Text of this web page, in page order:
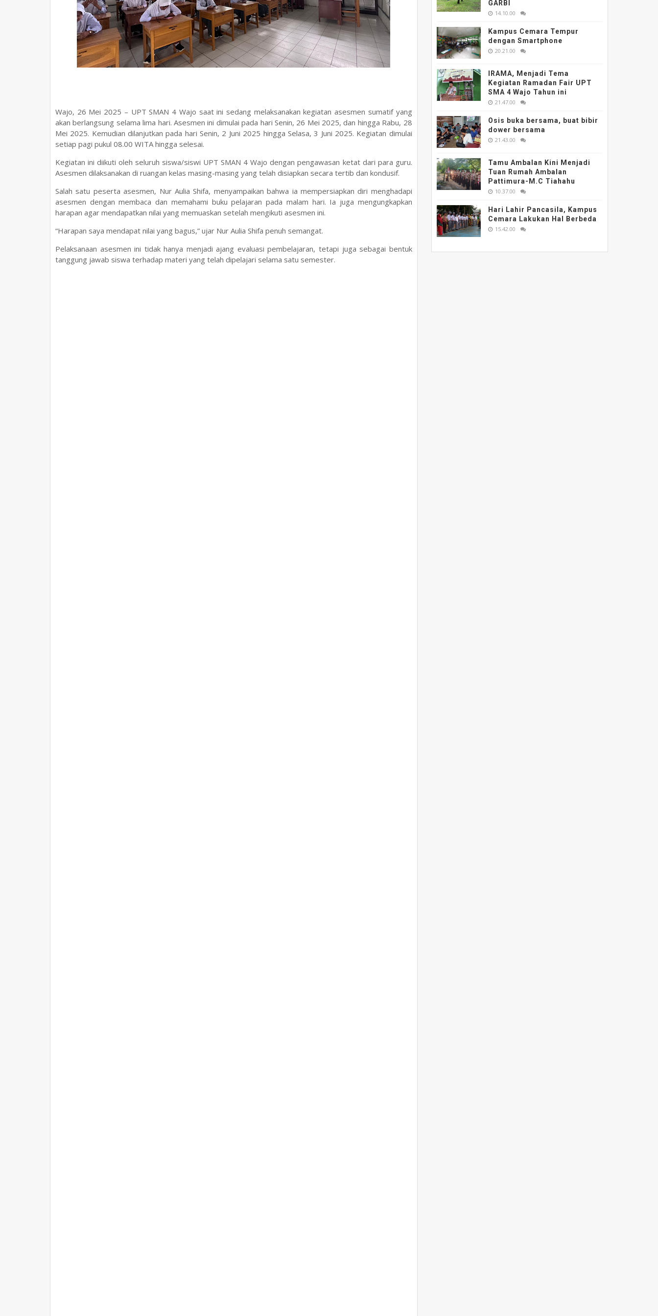
Wajo, 26 Mei 2025 – UPT SMAN 4 Wajo saat ini sedang melaksanakan kegiatan asesmen sumatif yang
akan berlangsung selama lima hari. Asesmen ini dimulai pada hari Senin, 26 Mei 2025, dan hingga Rabu, 28
Mei 2025. Kemudian dilanjutkan pada hari Senin, 2 Juni 2025 hingga Selasa, 3 Juni 2025. Kegiatan dimulai
setiap pagi pukul 08.00 WITA hingga selesai.
Kegiatan ini diikuti oleh seluruh siswa/siswi UPT SMAN 4 Wajo dengan pengawasan ketat dari para guru.
Asesmen dilaksanakan di ruangan kelas masing-masing yang telah disiapkan secara tertib dan kondusif.
Salah satu peserta asesmen, Nur Aulia Shifa, menyampaikan bahwa ia mempersiapkan diri menghadapi
asesmen dengan membaca dan memahami buku pelajaran pada malam hari. Ia juga mengungkapkan
harapan agar mendapatkan nilai yang memuaskan setelah mengikuti asesmen ini.
“Harapan saya mendapat nilai yang bagus,” ujar Nur Aulia Shifa penuh semangat.
Pelaksanaan asesmen ini tidak hanya menjadi ajang evaluasi pembelajaran, tetapi juga sebagai bentuk
tanggung jawab siswa terhadap materi yang telah dipelajari selama satu semester.
GARBI
14.10.00
Kampus Cemara Tempur
dengan Smartphone
20.21.00
IRAMA, Menjadi Tema
Kegiatan Ramadan Fair UPT
SMA 4 Wajo Tahun ini
21.47.00
Osis buka bersama, buat bibir
dower bersama
21.43.00
Tamu Ambalan Kini Menjadi
Tuan Rumah Ambalan
Pattimura-M.C Tiahahu
10.37.00
Hari Lahir Pancasila, Kampus
Cemara Lakukan Hal Berbeda
15.42.00